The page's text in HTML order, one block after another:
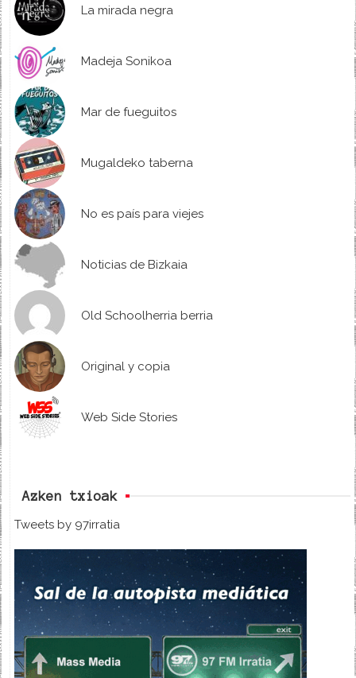
La mirada negra
Madeja Sonikoa
Mar de fueguitos
Mugaldeko taberna
No es país para viejes
Noticias de Bizkaia
Old Schoolherria berria
Original y copia
Web Side Stories
Azken txioak
Tweets by 97irratia